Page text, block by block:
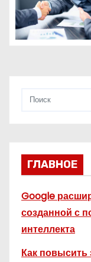
и
с
ГЛАВНОЕ
Google
созданной с
интеллекта
Как повысить